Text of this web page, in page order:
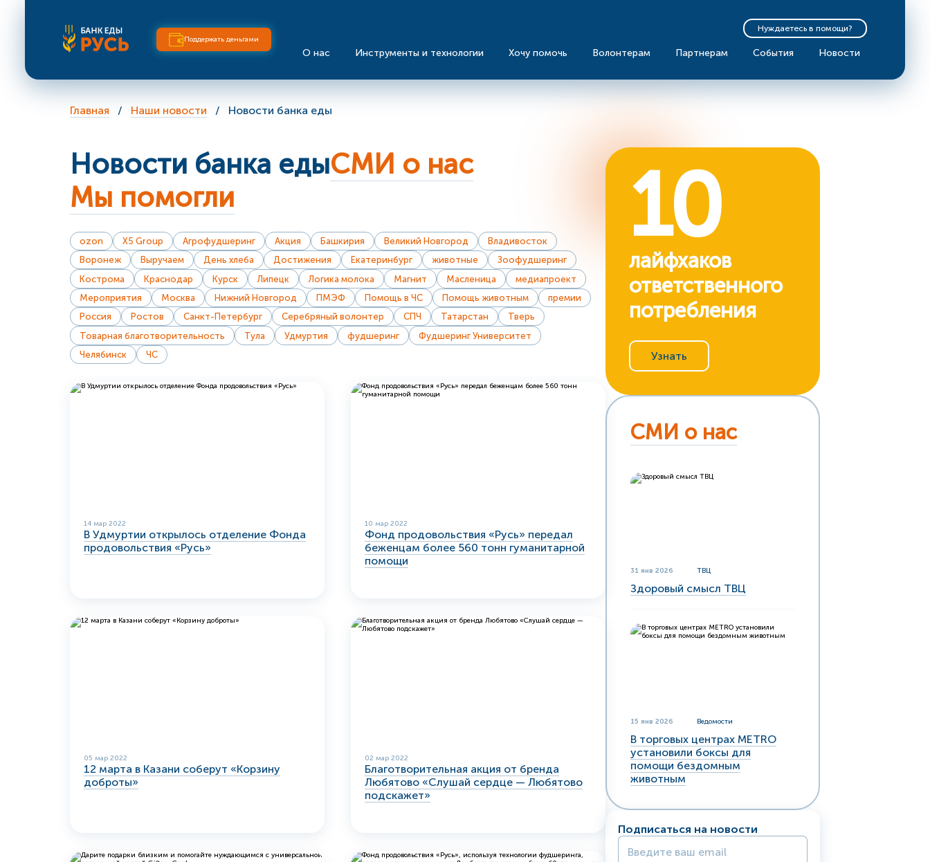
Поддержать деньгами
Нуждаетесь в помощи?
О нас Инструменты и технологии Хочу помочь Волонтерам Партнерам События Новости
Главная Наши новости Новости банка еды
Новости банка едыСМИ о нас
Мы помогли
ozon X5 Group Агрофудшеринг Акция Башкирия Великий Новгород
Владивосток
Воронеж
Выручаем День хлеба Достижения Екатеринбург животные
Зоофудшеринг
Кострома
Краснодар Курск Липецк Логика молока Магнит Масленица
медиапроект
Мероприятия
Москва Нижний Новгород ПМЭФ Помощь в ЧС Помощь животным
премии
Россия
Ростов Санкт-Петербург Серебряный волонтер СПЧ Татарстан
Тверь
Товарная благотворительность
Тула Удмуртия фудшеринг
Фудшеринг Университет
Челябинск
ЧС
14 мар 2022
В Удмуртии открылось отделение Фонда
продовольствия «Русь»
10 мар 2022
Фонд продовольствия «Русь» передал
беженцам более 560 тонн гуманитарной
помощи
05 мар 2022
12 марта в Казани соберут «Корзину
доброты»
02 мар 2022
Благотворительная акция от бренда
Любятово «Слушай сердце — Любятово
подскажет»
10
лайфхаков
ответственного
потребления
Узнать
СМИ о нас
31 янв 2026 ТВЦ
Здоровый смысл ТВЦ
15 янв 2026 Ведомости
В торговых центрах METRO
установили боксы для
помощи бездомным
животным
Подписаться на новости